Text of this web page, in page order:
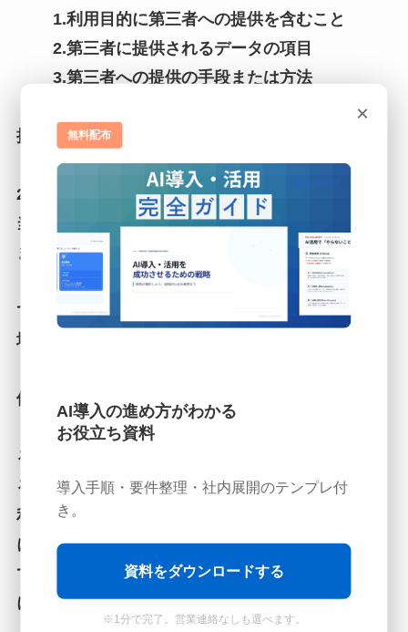
1.利用目的に第三者への提供を含むこと
2.第三者に提供されるデータの項目
3.第三者への提供の手段または方法
4.本人の求めに応じて個人情報の第三者への
提供を停止すること
5.本人の求めを受け付ける方法
2.前項の定めにかかわらず，次に掲げる場合には，
当該情報の提供先は第三者に該当しないものとし
ます。
1.当社が利用目的の達成に必要な範囲内におい
て個人情報の取扱いの全部または一部を委託する
場合
個人情報が提供される場合
3.個人情報を特定の者との間で共同して利用す
る場合であって，その旨並びに共同して利用され
る個人情報の項目，共同して利用する者の範囲，
利用する者の利用目的および当該個人情報の管理
について責任を有する者の氏名または名称につい
て，あらかじめ本人に通知し，または本人が容易
に知り得る状態に置いた場合
×
無料配布
AI導入の進め方がわかる
お役立ち資料
導入手順・要件整理・社内展開のテンプレ付
き。
資料をダウンロードする
※1分で完了。営業連絡なしも選べます。